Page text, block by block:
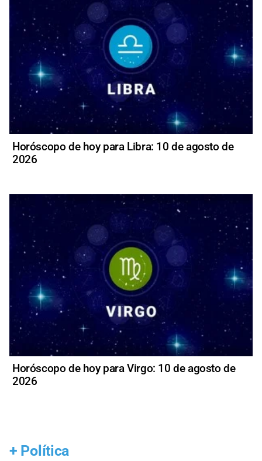
Horóscopo de hoy para Libra: 10 de agosto de
2026
Horóscopo de hoy para Virgo: 10 de agosto de
2026
+ Política